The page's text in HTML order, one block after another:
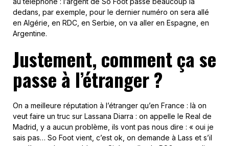
dedans, par exemple, pour le dernier numéro on sera allé
en Algérie, en RDC, en Serbie, on va aller en Espagne, en
Argentine.
Justement, comment ça se
passe à l’étranger ?
On a meilleure réputation à l’étranger qu’en France : là on
veut faire un truc sur Lassana Diarra : on appelle le Real de
Madrid, y a aucun problème, ils vont pas nous dire : « oui je
sais pas… So Foot vient, c’est ok, on demande à Lass et s’il